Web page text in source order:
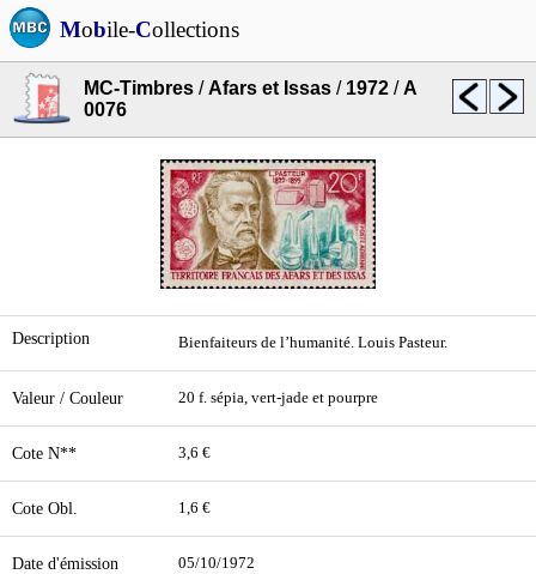
Mobile-Collections
MC-Timbres /Afars et Issas / 1972 /A
0076
Description Bienfaiteurs de l’humanité. Louis Pasteur.
Valeur / Couleur 20 f. sépia, vert-jade et pourpre
Cote N** 3,6 €
Cote Obl. 1,6 €
Date d'émission 05/10/1972